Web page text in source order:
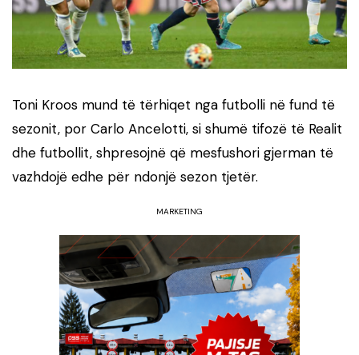
Toni Kroos mund të tërhiqet nga futbolli në fund të
sezonit, por Carlo Ancelotti, si shumë tifozë të Realit
dhe futbollit, shpresojnë që mesfushori gjerman të
vazhdojë edhe për ndonjë sezon tjetër.
MARKETING